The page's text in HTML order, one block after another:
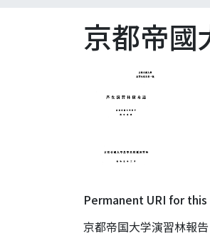
京都帝國
Permanent URI for
京都帝国大学演習林報告